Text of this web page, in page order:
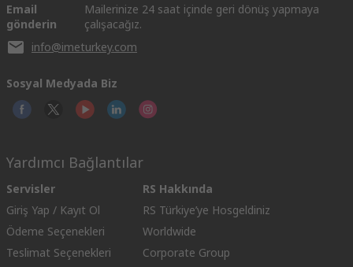
Email
gönderin
Mailerinize 24 saat içinde geri dönüş yapmaya
çalışacağız.
info@imeturkey.com
Sosyal Medyada Biz
Yardımcı Bağlantılar
Servisler
Giriş Yap / Kayıt Ol
Ödeme Seçenekleri
Teslimat Seçenekleri
RS Hakkında
RS Türkiye’ye Hosgeldiniz
Worldwide
Corporate Group